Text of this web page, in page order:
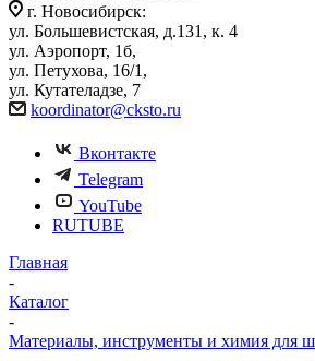
г. Новосибирск:
ул. Большевистская, д.131, к. 4
ул. Аэропорт, 1б,
ул. Петухова, 16/1,
ул. Кутателадзе, 7
koordinator@cksto.ru
Вконтакте
Telegram
YouTube
RUTUBE
Главная
-
Каталог
-
Материалы, инструменты и химия для